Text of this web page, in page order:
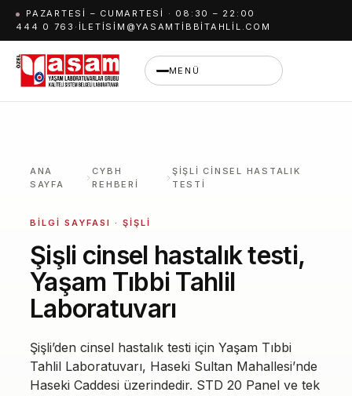
İçeriğe
geç
PAZARTESI – CUMARTESI · 08:30 – 22:00
444 0 763 · ILETISIM@YASAMTIBBITAHLIL.COM
MENÜ
ANA
SAYFA
CYBH
REHBERI
ŞIŞLI CINSEL HASTALIK
TESTI
BILGI SAYFASI · ŞIŞLI
Şişli cinsel hastalık testi,
Yaşam Tıbbi Tahlil
Laboratuvarı
Şişli’den cinsel hastalık testi için Yaşam Tıbbi
Tahlil Laboratuvarı, Haseki Sultan Mahallesi’nde
Haseki Caddesi üzerindedir. STD 20 Panel ve tek